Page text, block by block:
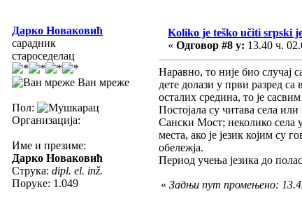
Дарко Новаковић
сарадник
староседелац
Ван мреже
Пол:
Организација:
Име и презиме:
Дарко Новаковић
Струка: dipl. el. inž.
Поруке: 1.049
Koliko je teško učiti srpski
« Одговор #8 у: 13.40 ч.
Наравно, то није био случај
дете долази у први разред
осталих средина, то је
Постојала су читава села
Сански Мост; неколико села
места, ако је језик којим су
обележја.
Период учења језика до
« Задњи пут промењено: